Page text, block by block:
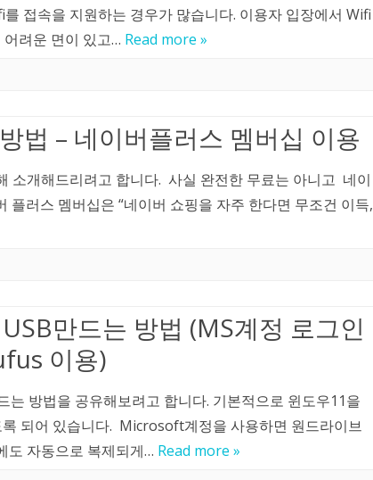
접속을 지원하는 경우가 많습니다. 이용자 입장에서 Wifi
려운 면이 있고… Read more »
법 – 네이버플러스 멤버십 이용
소개해드리려고 합니다. 사실 완전한 무료는 아니고 네이
플러스 멤버십은 “네이버 쇼핑을 자주 한다면 무조건 이득,
만드는 방법 (MS계정 로그인
이용)
는 방법을 공유해보려고 합니다. 기본적으로 윈도우11을
되어 있습니다. Microsoft계정을 사용하면 원드라이브
도 자동으로 복제되게… Read more »